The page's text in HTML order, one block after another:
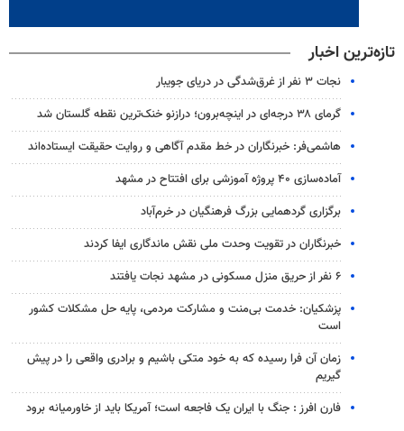
تازه‌ترین اخبار
نجات ۳ نفر از غرق‌شدگی در دریای جویبار
گرمای ۳۸ درجه‌ای در اینچه‌برون؛ درازنو خنک‌ترین نقطه گلستان شد
هاشمی‌فر​​​​​​​: خبرنگاران در خط مقدم آگاهی و روایت حقیقت ایستاده‌اند
آماده‌سازی ۴۰ پروژه آموزشی برای افتتاح در مشهد
برگزاری گردهمایی بزرگ فرهنگیان در خرم‌آباد
خبرنگاران در تقویت وحدت ملی نقش ماندگاری ایفا کردند
۶ نفر از حریق منزل مسکونی در مشهد نجات یافتند
پزشکیان: خدمت بی‌منت و مشارکت مردمی، پایه حل مشکلات کشور
است
زمان آن فرا رسیده که به خود متکی باشیم و برادری واقعی را در پیش
گیریم
فارن افرز : جنگ با ایران یک فاجعه است؛ آمریکا باید از خاورمیانه برود